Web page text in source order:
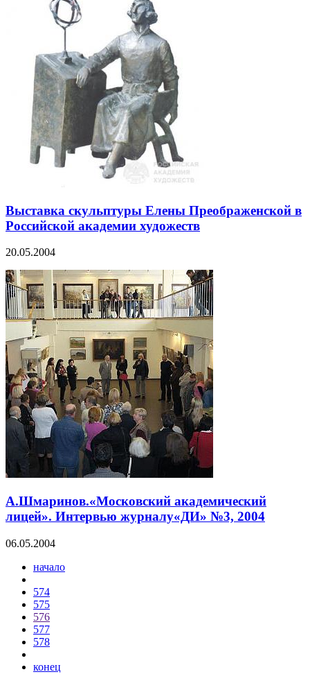
Выставка скульптуры Елены Преображенской в
Российской академии художеств
20.05.2004
А.Шмаринов.«Московский академический
лицей». Интервью журналу«ДИ» №3, 2004
06.05.2004
начало
574
575
576
577
578
конец